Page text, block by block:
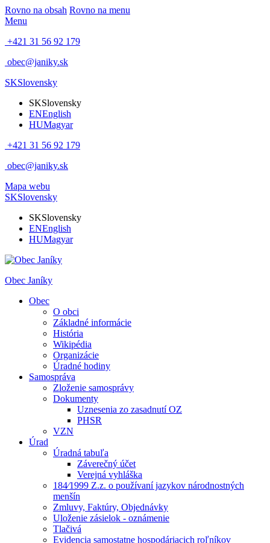
Rovno na obsah Rovno na menu
Menu
+421 31 56 92 179
obec@janiky.sk
SKSlovensky
SKSlovensky
ENEnglish
HUMagyar
+421 31 56 92 179
obec@janiky.sk
Mapa webu
SKSlovensky
SKSlovensky
ENEnglish
HUMagyar
Obec Janíky
Obec
O obci
Základné informácie
História
Wikipédia
Organizácie
Úradné hodiny
Samospráva
Zloženie samosprávy
Dokumenty
Uznesenia zo zasadnutí OZ
PHSR
VZN
Úrad
Úradná tabuľa
Záverečný účet
Verejná vyhláška
184⁄1999 Z.z. o používaní jazykov národnostných
menšín
Zmluvy, Faktúry, Objednávky
Uloženie zásielok - oznámenie
Tlačivá
Evidencia samostatne hospodáriacich roľníkov